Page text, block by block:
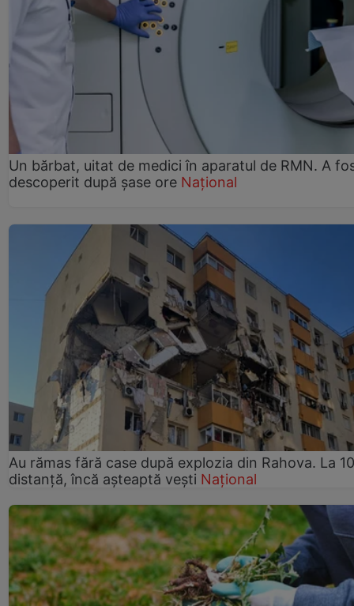
Un bărbat, uitat de medici în aparatul de RMN. A
descoperit după șase ore Național
Au rămas fără case după explozia din Rahova. La
distanță, încă așteaptă vești Național